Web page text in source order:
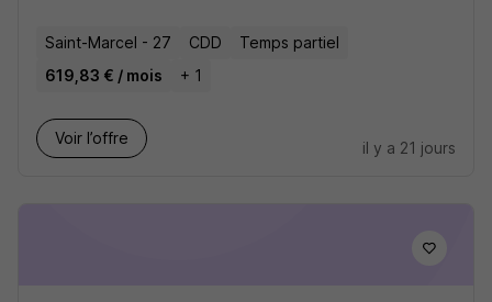
Saint-Marcel - 27 CDD
Temps partiel
619,83 € / mois
+ 1
Voir l’offre
il y a 21 jours